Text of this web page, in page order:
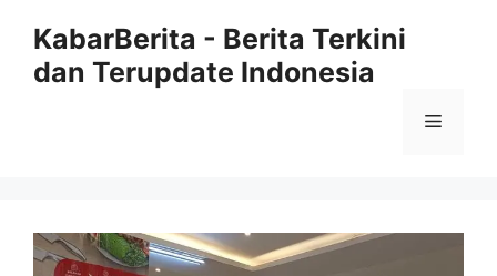
KabarBerita - Berita Terkini
dan Terupdate Indonesia
Menu